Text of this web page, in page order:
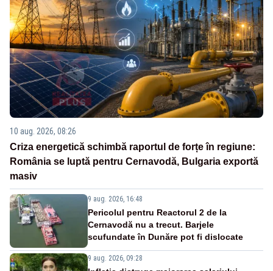
10 aug. 2026, 08:26
Criza energetică schimbă raportul de forțe în regiune:
România se luptă pentru Cernavodă, Bulgaria exportă
masiv
9 aug. 2026, 16:48
Pericolul pentru Reactorul 2 de la
Cernavodă nu a trecut. Barjele
scufundate în Dunăre pot fi dislocate
9 aug. 2026, 09:28